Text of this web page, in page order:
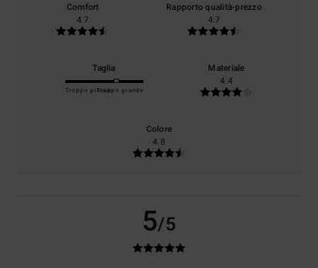
Comfort
4.7
Rapporto qualità-prezzo
4.7
Taglia
Troppo piccoloTroppo grande
Materiale
4.4
Colore
4.8
5/5